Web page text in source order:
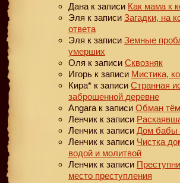
Дана к записи Как мама к
Эля к записи Загадки, на
ответа
Эля к записи Земные
умерших
Оля к записи Сквозняк
Игорь к записи Мистика,
Кира* к записи Странная
заброшенной деревне
Angara к записи Обман
Ленчик к записи
Ленчик к записи Дом бабы
Ленчик к записи Чистка
водой и молитвой
Ленчик к записи
место преступления